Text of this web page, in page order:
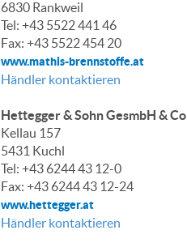
6830 Rankweil
Tel: +43 5522 441 46
Fax: +43 5522 454 20
www.mathis-brennstoffe.at
Händler kontaktieren
Hettegger & Sohn GesmbH & Co
Kellau 157
5431 Kuchl
Tel: +43 6244 43 12-0
Fax: +43 6244 43 12-24
www.hettegger.at
Händler kontaktieren